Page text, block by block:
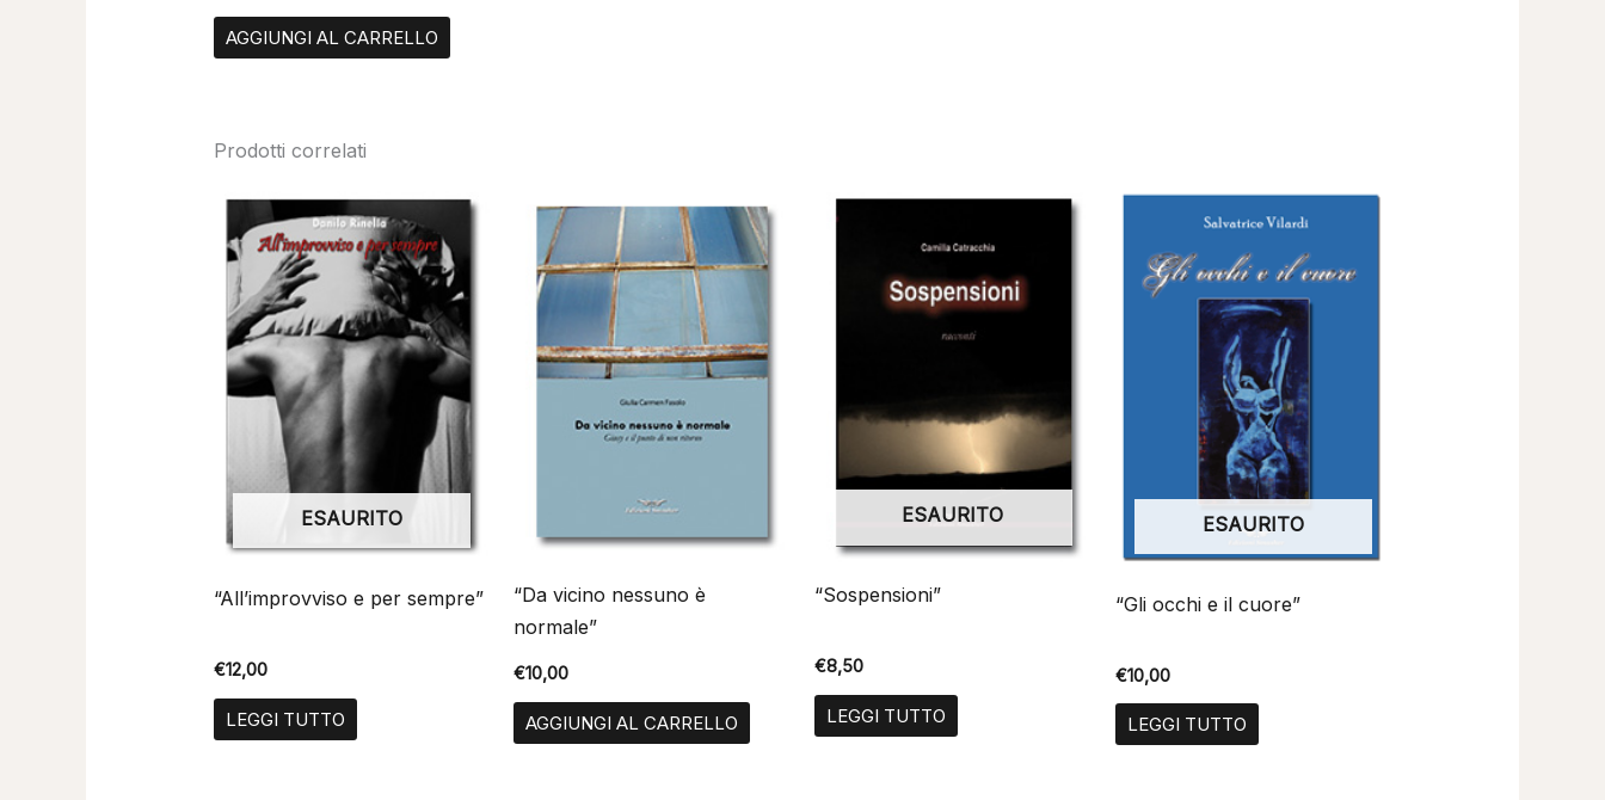
AGGIUNGI AL CARRELLO
Prodotti correlati
ESAURITO
“All’improvviso e per sempre”
€12,00
LEGGI TUTTO
“Da vicino nessuno è
normale”
€10,00
AGGIUNGI AL CARRELLO
ESAURITO
“Sospensioni”
€8,50
LEGGI TUTTO
ESAURITO
“Gli occhi e il cuore”
€10,00
LEGGI TUTTO